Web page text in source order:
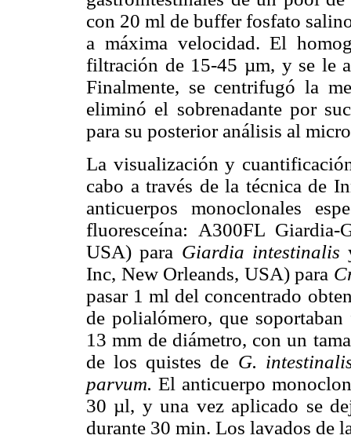
con 20 ml de buffer fosfato
a máxima velocidad. El
filtración de 15-45 µm, y se le
Finalmente, se centrifugó la
eliminó el sobrenadante por
para su posterior análisis al
La visualización y
cabo a través de la técnica de
anticuerpos monoclonales
fluoresceína: A300FL
USA) para Giardia intestinalis
Inc, New Orleands, USA) para
pasar 1 ml del concentrado
de polialómero, que
13 mm de diámetro, con un
de los quistes de G.
parvum. El anticuerpo
30 µl, y una vez aplicado se
durante 30 min. Los lavados de